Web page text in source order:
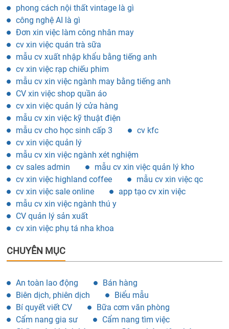
phong cách nội thất vintage là gì
công nghệ AI là gì
Đơn xin việc làm công nhân may
cv xin việc quán trà sữa
mẫu cv xuất nhập khẩu bằng tiếng anh
cv xin việc rạp chiếu phim
mẫu cv xin việc ngành may bằng tiếng anh
CV xin việc shop quần áo
cv xin việc quản lý cửa hàng
mẫu cv xin việc kỹ thuật điện
mẫu cv cho học sinh cấp 3
cv kfc
cv xin việc quản lý
mẫu cv xin việc ngành xét nghiệm
cv sales admin
mẫu cv xin việc quản lý kho
cv xin việc highland coffee
mẫu cv xin việc qc
cv xin việc sale online
app tạo cv xin việc
mẫu cv xin việc ngành thú y
CV quản lý sản xuất
cv xin việc phụ tá nha khoa
CHUYÊN MỤC
An toàn lao động
Bán hàng
Biên dịch, phiên dịch
Biểu mẫu
Bí quyết viết CV
Bữa cơm văn phòng
Cẩm nang gia sư
Cẩm nang tìm việc